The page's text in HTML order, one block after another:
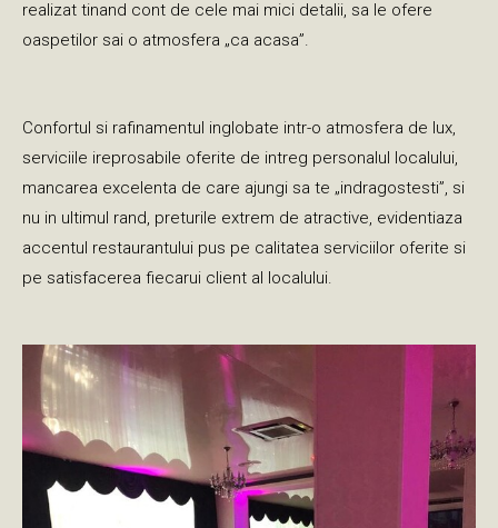
realizat tinand cont de cele mai mici detalii, sa le ofere
oaspetilor sai o atmosfera „ca acasa”.
Confortul si rafinamentul inglobate intr-o atmosfera de lux,
serviciile ireprosabile oferite de intreg personalul localului,
mancarea excelenta de care ajungi sa te „indragostesti”, si
nu in ultimul rand, preturile extrem de atractive, evidentiaza
accentul restaurantului pus pe calitatea serviciilor oferite si
pe satisfacerea fiecarui client al localului.